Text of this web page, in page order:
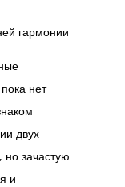
гармонии
нет
двух
зачастую
и